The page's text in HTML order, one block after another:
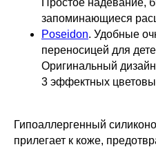
запоминающиеся
Poseidon. Удобные
переносицей для
Оригинальный
3 эффектных
Гипоаллергенный
прилегает к коже,